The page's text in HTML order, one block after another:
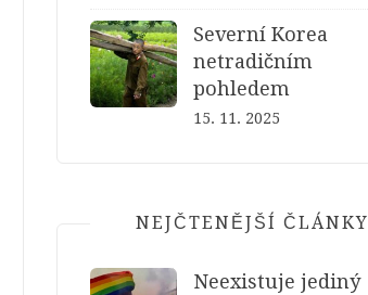
Severní Korea
netradičním
pohledem
15. 11. 2025
NEJČTENĚJŠÍ ČLÁNKY
Neexistuje jediný